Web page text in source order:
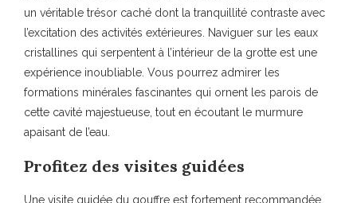
un véritable trésor caché dont la tranquillité contraste avec
l’excitation des activités extérieures. Naviguer sur les eaux
cristallines qui serpentent à l’intérieur de la grotte est une
expérience inoubliable. Vous pourrez admirer les
formations minérales fascinantes qui ornent les parois de
cette cavité majestueuse, tout en écoutant le murmure
apaisant de l’eau.
Profitez des visites guidées
Une visite guidée du gouffre est fortement recommandée.